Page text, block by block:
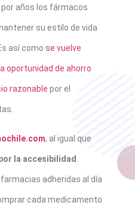
años los fármacos
su estilo de vida
así como se vuelve
oportunidad de ahorro
razonable por el
, al igual que
la accesibilidad
adheridas al día
cada medicamento